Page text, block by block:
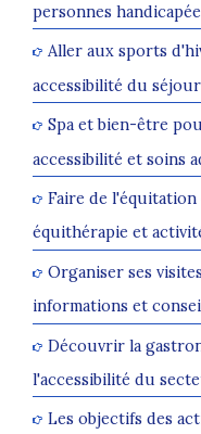
personnes
Aller aux sports
accessibilité du séjour
Spa et bien-être
accessibilité et soins
Faire de l'équitation
équithérapie et
Organiser ses
informations et
Découvrir la
l'accessibilité du
Les objectifs des